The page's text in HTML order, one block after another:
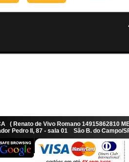
( Renato de Vivo Romano
Pedro II, 87 - sala 01 São B. do